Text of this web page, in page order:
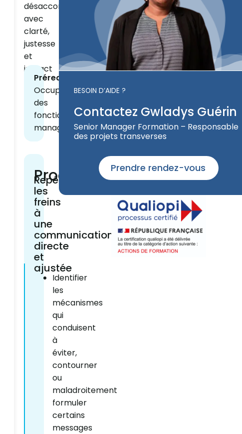
désaccords
avec
clarté,
justesse
et
impact
Prérequis
Occuper
des
fonctions
managériales
Programme
Repérer
les
freins
à
une
communication
directe
et
ajustée
Identifier
les
mécanismes
qui
conduisent
à
éviter,
contourner
ou
maladroitement
formuler
certains
messages
BESOIN D’AIDE ?
Contactez Gwladys Guérin
Senior Manager Formation – Responsable
des projets transverses
Prendre rendez-vous